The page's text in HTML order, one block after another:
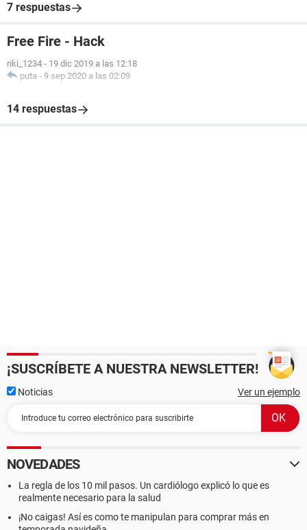
7 respuestas
Free Fire - Hack
riki_1234 - 19 dic 2019 a las 12:18
puta - 9 sep 2020 a las 02:09
14 respuestas
¡SUSCRÍBETE A NUESTRA NEWSLETTER!
Noticias Ver un ejemplo
NOVEDADES
La regla de los 10 mil pasos. Un cardiólogo explicó lo que es
realmente necesario para la salud
¡No caigas! Así es como te manipulan para comprar más en